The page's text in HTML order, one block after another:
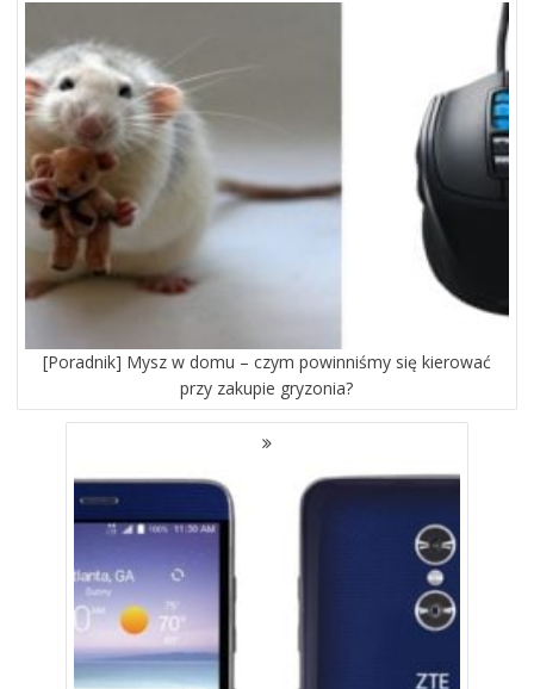
WPISACH
[Poradnik] Mysz w domu – czym powinniśmy się kierować
przy zakupie gryzonia?